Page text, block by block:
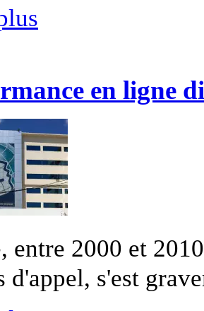
en ligne
entre 2000 et
d'appel, s'est